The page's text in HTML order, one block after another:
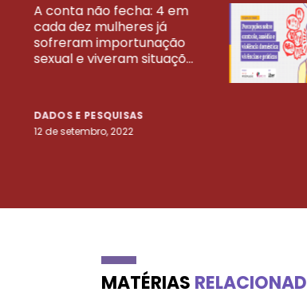
A conta não fecha: 4 em
cada dez mulheres já
sofreram importunação
sexual e viveram situaçõ...
DADOS E PESQUISAS
12 de setembro, 2022
VEJA
MATÉRIAS